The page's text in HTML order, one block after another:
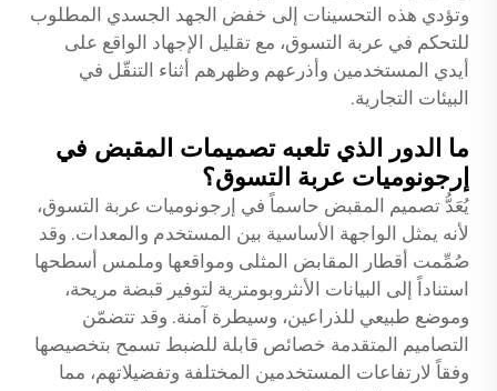
وتؤدي هذه التحسينات إلى خفض الجهد الجسدي المطلوب
للتحكم في عربة التسوق، مع تقليل الإجهاد الواقع على
أيدي المستخدمين وأذرعهم وظهرهم أثناء التنقّل في
البيئات التجارية.
ما الدور الذي تلعبه تصميمات المقبض في
إرجونوميات عربة التسوق؟
يُعَدُّ تصميم المقبض حاسماً في إرجونوميات عربة التسوق،
لأنه يمثل الواجهة الأساسية بين المستخدم والمعدات. وقد
صُمِّمت أقطار المقابض المثلى ومواقعها وملمس أسطحها
استناداً إلى البيانات الأنثروبومترية لتوفير قبضة مريحة،
وموضع طبيعي للذراعين، وسيطرة آمنة. وقد تتضمّن
التصاميم المتقدمة خصائص قابلة للضبط تسمح بتخصيصها
وفقاً لارتفاعات المستخدمين المختلفة وتفضيلاتهم، مما